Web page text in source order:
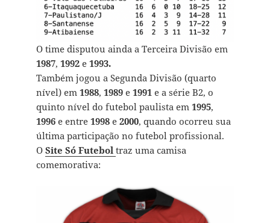
O time disputou ainda a Terceira Divisão em
1987, 1992 e1993.
Também jogou a Segunda Divisão (quarto
nível) em 1988, 1989e 1991e a série B2, o
quinto nível do futebol paulista em 1995,
1996e entre 1998e 2000, quando ocorreu sua
última participação no futebol profissional.
O Site Só Futebol traz uma camisa
comemorativa: